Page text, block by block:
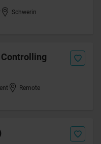
Schwerin
Remote